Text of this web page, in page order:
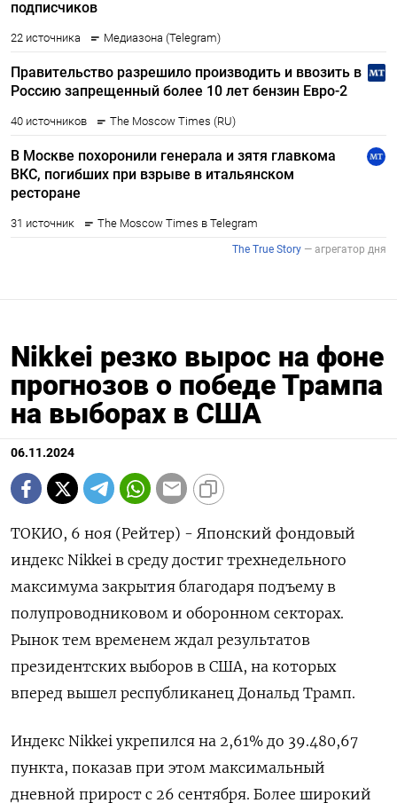
Nikkei резко вырос на фоне
прогнозов о победе Трампа
на выборах в США
06.11.2024
ТОКИО, 6 ноя (Рейтер) - Японский фондовый
индекс Nikkei в среду достиг трехнедельного
максимума закрытия благодаря подъему в
полупроводниковом и оборонном секторах.
Рынок тем временем ждал результатов
президентских выборов в США, на которых
вперед вышел республиканец Дональд Трамп.
Индекс Nikkei укрепился на 2,61% до 39.480,67
пункта, показав при этом максимальный
дневной прирост с 26 сентября. Более широкий